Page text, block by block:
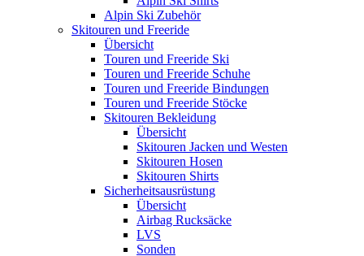
Alpin Ski Zubehör
Skitouren und Freeride
Übersicht
Touren und Freeride Ski
Touren und Freeride Schuhe
Touren und Freeride Bindungen
Touren und Freeride Stöcke
Skitouren Bekleidung
Übersicht
Skitouren Jacken und Westen
Skitouren Hosen
Skitouren Shirts
Sicherheitsausrüstung
Übersicht
Airbag Rucksäcke
LVS
Sonden